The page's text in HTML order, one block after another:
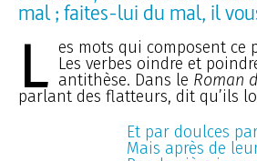
mal ; faites-lui du mal, il
L es mots qui composent ce
Les verbes oindre et
antithèse. Dans le Roman
parlant des flatteurs, dit qu’ils
Et par doulces
Mais après de